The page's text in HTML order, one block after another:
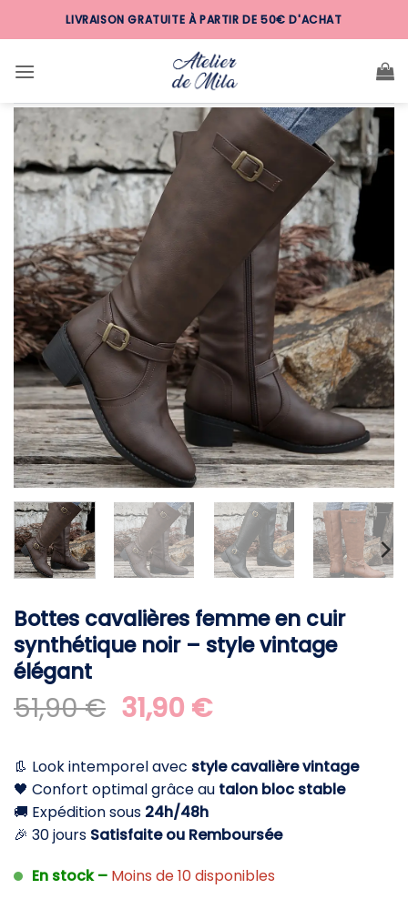
LIVRAISON GRATUITE À PARTIR DE 50€ D'ACHAT
Bottes cavalières femme en cuir
synthétique noir – style vintage
élégant
51,90€ Le
prix
initial
était :
51,90 €.
31,90 €Le
actuel
est :
👢 Look intemporel avec style cavalière vintage
🖤 Confort optimal grâce au talon bloc stable
🚚 Expédition sous 24h/48h
🎉 30 jours Satisfaite ou Remboursée
En stock – Moins de 10 disponibles